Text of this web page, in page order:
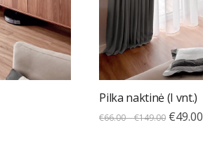
Pilka naktinė (I vnt.)
€66.00–€149.00 €49.00